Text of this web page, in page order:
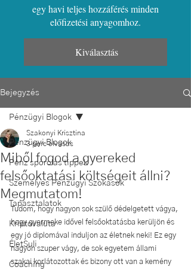
egy havi teljes hozzáférés minden
előfizetési anyagomhoz.
Kiválasztás
Bejegyzés
Pénzügyi Blogok
Pénz spórolás tippek
Személyes Pénzügyi Szokások
Tapasztalatok
Kriptovaluta
ÉletSuli
Coaching
Pénzügyi Blogok
Miből fogod a gyereked
felsőoktatási költségeit állni?
Megmutatom!
Szakonyi Krisztina
3 perc olvasás
Tudom, hogy nagyon sok szülő dédelgetett vágya,
hogy gyermeke idővel felsőoktatásba kerüljön és
egy jó diplomával induljon az életnek neki! Ez egy
nagyon szuper vágy, de sok egyetem állami
szakai korlátozottak és bizony ott van a kemény